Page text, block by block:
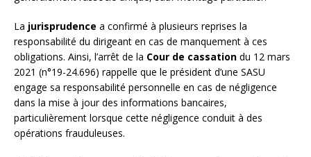
La jurisprudence a confirmé à plusieurs reprises la
responsabilité du dirigeant en cas de manquement à ces
obligations. Ainsi, l’arrêt de la Cour de cassation du 12 mars
2021 (n°19-24.696) rappelle que le président d’une SASU
engage sa responsabilité personnelle en cas de négligence
dans la mise à jour des informations bancaires,
particulièrement lorsque cette négligence conduit à des
opérations frauduleuses.